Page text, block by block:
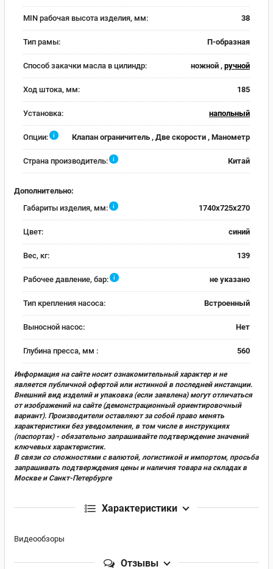
MIN рабочая высота изделия, мм: 38
Тип рамы: П-образная
Способ закачки масла в цилиндр: ножной , ручной
Ход штока, мм: 185
Установка: напольный
Опции: i Клапан ограничитель , Две скорости , Манометр
Страна производитель: i Китай
Дополнительно:
Габариты изделия, мм:
i 1740x725x270
Цвет: синий
Вес, кг: 139
Рабочее давление, бар: i не указано
Тип крепления насоса: Встроенный
Выносной насос: Нет
Глубина пресса, мм : 560
Информация на сайте носит ознакомительный характер и не
является публичной офертой или истинной в последней инстанции.
Внешний вид изделий и упаковка (если заявлена) могут отличаться
от изображений на сайте (демонстрационный ориентировочный
вариант). Производители оставляют за собой право менять
характеристики без уведомления, в том числе в инструкциях
(паспортах) - обязательно запрашивайте подтверждение значений
ключевых характеристик.
В связи со сложностями с валютой, логистикой и импортом, просьба
запрашивать подтверждения цены и наличия товара на складах в
Москве и Санкт-Петербурге
Характеристики
Видеообзоры
Отзывы